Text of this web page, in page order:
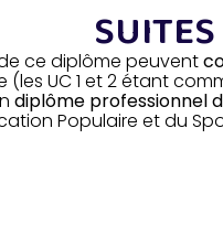
ce diplôme peuvent
UC 1 et 2 étant
diplôme professionnel
Populaire et du